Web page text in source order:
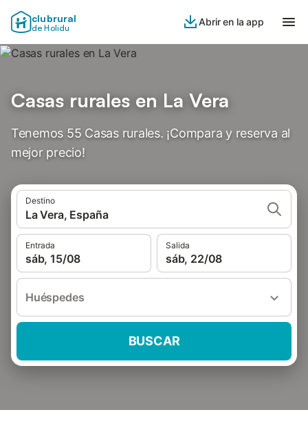
clubrural
de Holidu
Abrir en la app
Casas rurales en La Vera
Tenemos 55 Casas rurales. ¡Compara y reserva al
mejor precio!
Destino
La Vera, España
Entrada
sáb, 15/08
Salida
sáb, 22/08
Huéspedes
BUSCAR